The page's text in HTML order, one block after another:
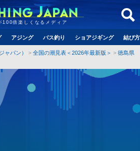
100倍楽しくなるメディア
アジング バス釣り ショアジギング 結び
ャパン） 全国の潮見表＜2026年最新版＞
徳島県